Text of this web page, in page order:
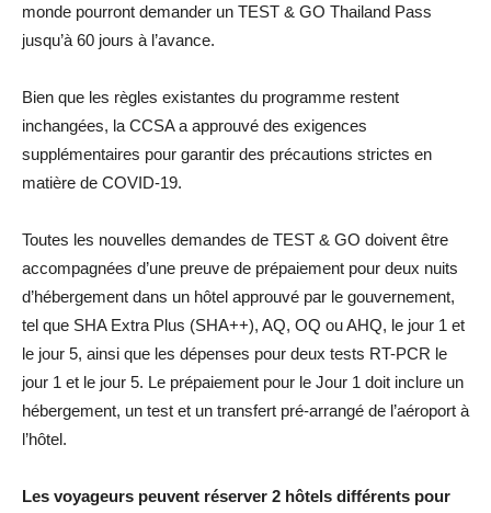
monde pourront demander un TEST & GO Thailand Pass
jusqu’à 60 jours à l’avance.
Bien que les règles existantes du programme restent
inchangées, la CCSA a approuvé des exigences
supplémentaires pour garantir des précautions strictes en
matière de COVID-19.
Toutes les nouvelles demandes de TEST & GO doivent être
accompagnées d’une preuve de prépaiement pour deux nuits
d’hébergement dans un hôtel approuvé par le gouvernement,
tel que SHA Extra Plus (SHA++), AQ, OQ ou AHQ, le jour 1 et
le jour 5, ainsi que les dépenses pour deux tests RT-PCR le
jour 1 et le jour 5. Le prépaiement pour le Jour 1 doit inclure un
hébergement, un test et un transfert pré-arrangé de l’aéroport à
l’hôtel.
Les voyageurs peuvent réserver 2 hôtels différents pour